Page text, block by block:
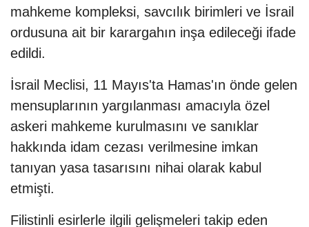
mahkeme kompleksi, savcılık birimleri ve İsrail
ordusuna ait bir karargahın inşa edileceği ifade
edildi.
İsrail Meclisi, 11 Mayıs'ta Hamas'ın önde gelen
mensuplarının yargılanması amacıyla özel
askeri mahkeme kurulmasını ve sanıklar
hakkında idam cezası verilmesine imkan
tanıyan yasa tasarısını nihai olarak kabul
etmişti.
Filistinli esirlerle ilgili gelişmeleri takip eden